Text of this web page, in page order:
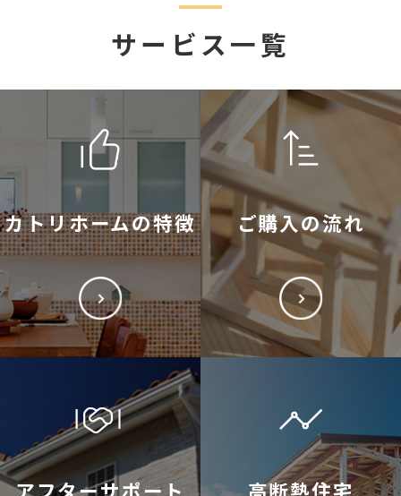
サービス一覧
カトリホームの特徴 ご購入の流れ
アフターサポート 高断熱住宅